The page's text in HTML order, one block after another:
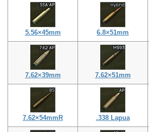
5.56×45mm 6.8×51mm
7.62×39mm 7.62×51mm
7.62×54mmR .338 Lapua